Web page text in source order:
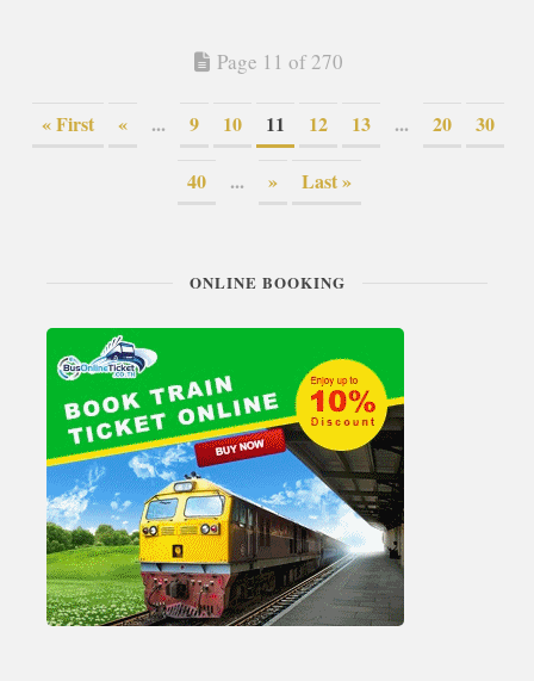
Page 11 of 270
« First « ... 9 10 11 12 13 ... 20 30
40 ... » Last »
ONLINE BOOKING